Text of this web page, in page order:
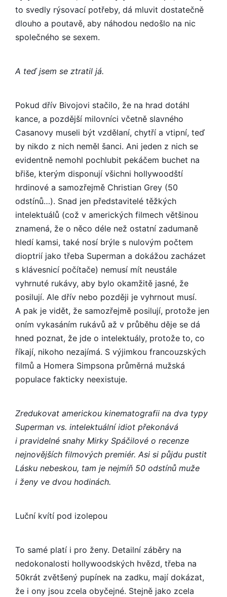
to svedly rýsovací potřeby, dá mluvit dostatečně
dlouho a poutavě, aby náhodou nedošlo na nic
společného se sexem.
A teď jsem se ztratil já.
Pokud dřív Bivojovi stačilo, že na hrad dotáhl
kance, a pozdější milovníci včetně slavného
Casanovy museli být vzdělaní, chytří a vtipní, teď
by nikdo z nich neměl šanci. Ani jeden z nich se
evidentně nemohl pochlubit pekáčem buchet na
břiše, kterým disponují všichni hollywoodští
hrdinové a samozřejmě Christian Grey (50
odstínů…). Snad jen představitelé těžkých
intelektuálů (což v amerických filmech většinou
znamená, že o něco déle než ostatní zadumaně
hledí kamsi, také nosí brýle s nulovým počtem
dioptrií jako třeba Superman a dokážou zacházet
s klávesnicí počítače) nemusí mít neustále
vyhrnuté rukávy, aby bylo okamžitě jasné, že
posilují. Ale dřív nebo později je vyhrnout musí.
A pak je vidět, že samozřejmě posilují, protože jen
oním vykasáním rukávů až v průběhu děje se dá
hned poznat, že jde o intelektuály, protože to, co
říkají, nikoho nezajímá. S výjimkou francouzských
filmů a Homera Simpsona průměrná mužská
populace fakticky neexistuje.
Zredukovat americkou kinematografii na dva typy
Superman vs. intelektuální idiot překonává
i pravidelné snahy Mirky Spáčilové o recenze
nejnovějších filmových premiér. Asi si půjdu pustit
Lásku nebeskou, tam je nejmíň 50 odstínů muže
i ženy ve dvou hodinách.
Luční kvítí pod izolepou
To samé platí i pro ženy. Detailní záběry na
nedokonalosti hollywoodských hvězd, třeba na
50krát zvětšený pupínek na zadku, mají dokázat,
že i ony jsou zcela obyčejné. Stejně jako zcela